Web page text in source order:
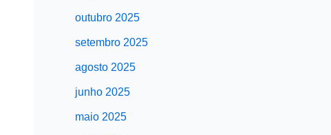
outubro 2025
setembro 2025
agosto 2025
junho 2025
maio 2025